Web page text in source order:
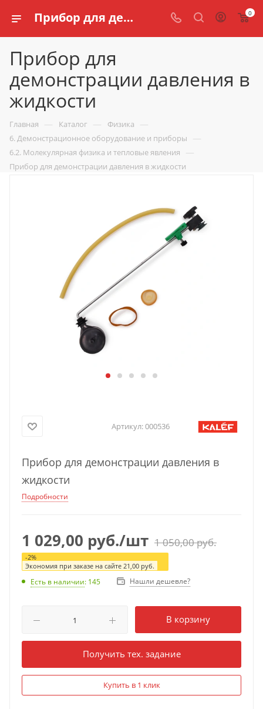
Прибор для демонстрации давления в жидкости купить для кабинета физики | Цена в интернет магазине schools.ru 0
Прибор для
демонстрации давления в
жидкости
Главная — Каталог — Физика —
6. Демонстрационное оборудование и приборы —
6.2. Молекулярная физика и тепловые явления —
Прибор для демонстрации давления в жидкости
Артикул:000536
Прибор для демонстрации давления в
жидкости
Подробности
1 029,00 руб./шт 1 050,00руб.
-2%
Экономия при заказе на сайте 21,00 руб.
Есть в наличии: 145 Нашли дешевле?
В корзину
Получить тех. задание
Купить в 1 клик